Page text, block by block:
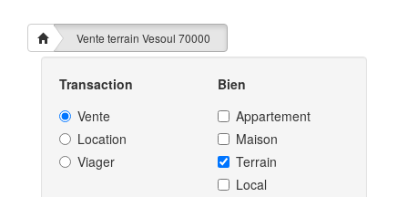
Vente terrain Vesoul 70000
Transaction
Vente
Location
Viager
Bien
Appartement
Maison
Terrain
Local